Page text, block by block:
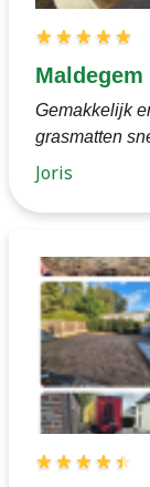
Maldegem
Gemakkelijk
grasmatten
Joris